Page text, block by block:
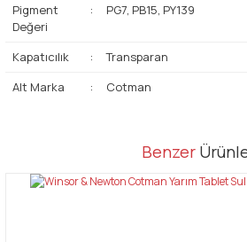
Pigment
Değeri
: PG7, PB15, PY139
Kapatıcılık :
Transparan
Alt Marka
: Cotman
Bu ürüne ilk yorumu siz
Bu ürünün fiyat bilgisi, resim, ürün
tarafımıza iletebilirsiniz.
Benzer